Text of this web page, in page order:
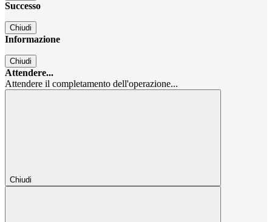
Successo
Chiudi
Informazione
Chiudi
Attendere...
Attendere il completamento dell'operazione...
Chiudi